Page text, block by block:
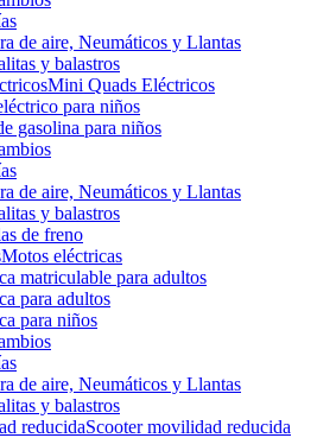
de aire, Neumáticos y Llantas
y balastros
Mini Quads Eléctricos
para niños
gasolina para niños
de aire, Neumáticos y Llantas
y balastros
de freno
Motos eléctricas
matriculable para adultos
para adultos
para niños
de aire, Neumáticos y Llantas
y balastros
Scooter movilidad reducida